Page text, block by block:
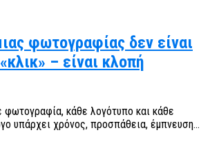
φωτογραφίας δεν είναι
– είναι κλοπή
κάθε λογότυπο και κάθε
υπάρχει χρόνος, προσπάθεια, έμπνευση...